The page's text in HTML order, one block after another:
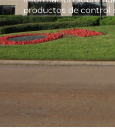
productos de control